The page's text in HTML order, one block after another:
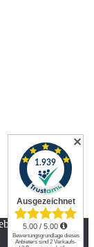
✕
weiter nutzt,